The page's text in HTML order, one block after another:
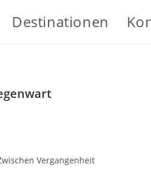
Destinationen
Vergangenheit